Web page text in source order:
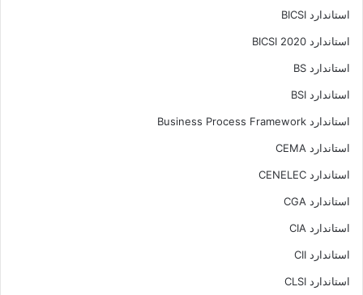
استاندارد BICSI
استاندارد BICSI 2020
استاندارد BS
استاندارد BSI
استاندارد Business Process Framework
استاندارد CEMA
استاندارد CENELEC
استاندارد CGA
استاندارد CIA
استاندارد CII
استاندارد CLSI